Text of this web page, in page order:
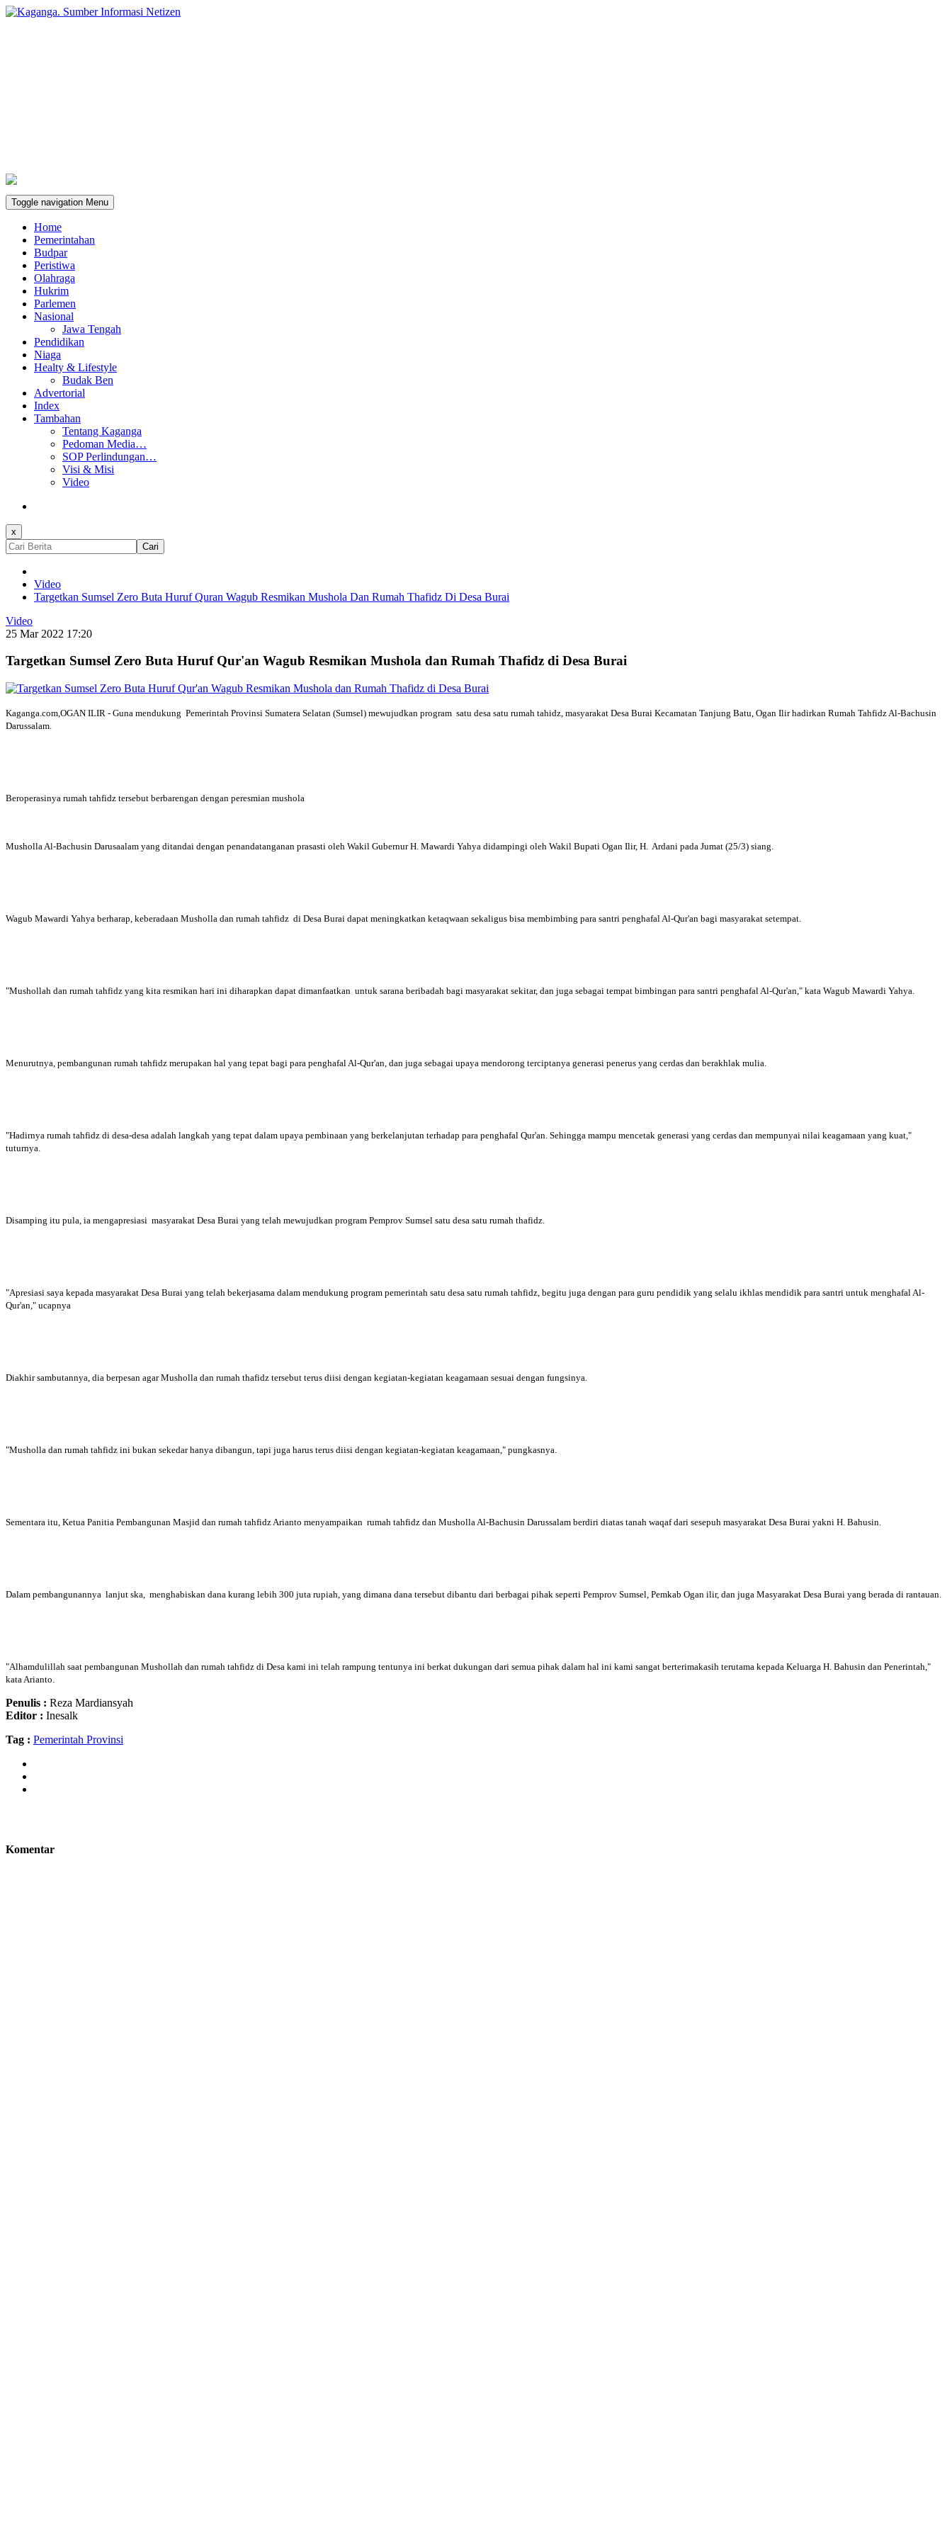
Toggle navigation Menu
Home
Pemerintahan
Budpar
Peristiwa
Olahraga
Hukrim
Parlemen
Nasional
Jawa Tengah
Pendidikan
Niaga
Healty & Lifestyle
Budak Ben
Advertorial
Index
Tambahan
Tentang Kaganga
Pedoman Media…
SOP Perlindungan…
Visi & Misi
Video
x
Cari
Video
Targetkan Sumsel Zero Buta Huruf Quran Wagub Resmikan Mushola Dan Rumah Thafidz Di Desa Burai
Video
25 Mar 2022 17:20
Targetkan Sumsel Zero Buta Huruf Qur'an Wagub Resmikan Mushola dan Rumah Thafidz di Desa Burai
Kaganga.com,OGAN ILIR - Guna mendukung Pemerintah Provinsi Sumatera Selatan (Sumsel) mewujudkan program satu desa satu rumah tahidz, masyarakat Desa Burai Kecamatan Tanjung Batu, Ogan Ilir hadirkan Rumah Tahfidz Al-Bachusin
Darussalam.
Beroperasinya rumah tahfidz tersebut berbarengan dengan peresmian mushola
Musholla Al-Bachusin Darusaalam yang ditandai dengan penandatanganan prasasti oleh Wakil Gubernur H. Mawardi Yahya didampingi oleh Wakil Bupati Ogan Ilir, H. Ardani pada Jumat (25/3) siang.
Wagub Mawardi Yahya berharap, keberadaan Musholla dan rumah tahfidz di Desa Burai dapat meningkatkan ketaqwaan sekaligus bisa membimbing para santri penghafal Al-Qur'an bagi masyarakat setempat.
"Mushollah dan rumah tahfidz yang kita resmikan hari ini diharapkan dapat dimanfaatkan untuk sarana beribadah bagi masyarakat sekitar, dan juga sebagai tempat bimbingan para santri penghafal Al-Qur'an," kata Wagub Mawardi Yahya.
Menurutnya, pembangunan rumah tahfidz merupakan hal yang tepat bagi para penghafal Al-Qur'an, dan juga sebagai upaya mendorong terciptanya generasi penerus yang cerdas dan berakhlak mulia.
"Hadirnya rumah tahfidz di desa-desa adalah langkah yang tepat dalam upaya pembinaan yang berkelanjutan terhadap para penghafal Qur'an. Sehingga mampu mencetak generasi yang cerdas dan mempunyai nilai keagamaan yang kuat,"
tuturnya.
Disamping itu pula, ia mengapresiasi masyarakat Desa Burai yang telah mewujudkan program Pemprov Sumsel satu desa satu rumah thafidz.
"Apresiasi saya kepada masyarakat Desa Burai yang telah bekerjasama dalam mendukung program pemerintah satu desa satu rumah tahfidz, begitu juga dengan para guru pendidik yang selalu ikhlas mendidik para santri untuk menghafal Al-
Qur'an," ucapnya
Diakhir sambutannya, dia berpesan agar Musholla dan rumah thafidz tersebut terus diisi dengan kegiatan-kegiatan keagamaan sesuai dengan fungsinya.
"Musholla dan rumah tahfidz ini bukan sekedar hanya dibangun, tapi juga harus terus diisi dengan kegiatan-kegiatan keagamaan," pungkasnya.
Sementara itu, Ketua Panitia Pembangunan Masjid dan rumah tahfidz Arianto menyampaikan rumah tahfidz dan Musholla Al-Bachusin Darussalam berdiri diatas tanah waqaf dari sesepuh masyarakat Desa Burai yakni H. Bahusin.
Dalam pembangunannya lanjut ska, menghabiskan dana kurang lebih 300 juta rupiah, yang dimana dana tersebut dibantu dari berbagai pihak seperti Pemprov Sumsel, Pemkab Ogan ilir, dan juga Masyarakat Desa Burai yang berada di rantauan.
"Alhamdulillah saat pembangunan Mushollah dan rumah tahfidz di Desa kami ini telah rampung tentunya ini berkat dukungan dari semua pihak dalam hal ini kami sangat berterimakasih terutama kepada Keluarga H. Bahusin dan Penerintah,"
kata Arianto.
Penulis : Reza Mardiansyah
Editor : Inesalk
Tag : Pemerintah Provinsi
Komentar